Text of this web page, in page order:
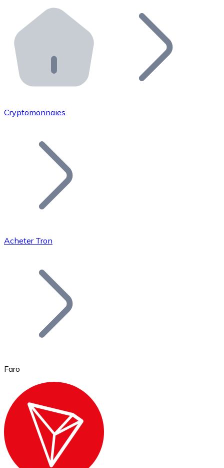
Distributeurs automatiques Bitnovo
Intégrez un ATM Bitnovo dans votre entreprise et
API Bitnovo
Intégrez notre API dans votre écosystème.
Rejoignez notre réseau de distributeurs et
Ajoutez le token de votre projet à notre service
Bitcoin
Ethereum
ETH
Cryptomonnaies
Acheter Tron
Faro